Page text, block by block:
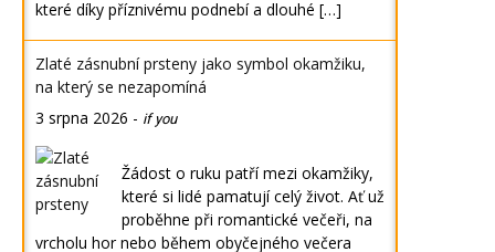
které díky příznivému podnebí a dlouhé […]
Zlaté zásnubní prsteny jako symbol okamžiku,
na který se nezapomíná
3 srpna 2026 - if you
Žádost o ruku patří mezi okamžiky,
které si lidé pamatují celý život. Ať už
proběhne při romantické večeři, na
vrcholu hor nebo během obyčejného večera